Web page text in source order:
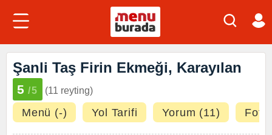
Şanli Taş Firin Ekmeği, Karayılan
5 /5 (11 reyting)
Menü (-) Yol Tarifi Yorum (11)